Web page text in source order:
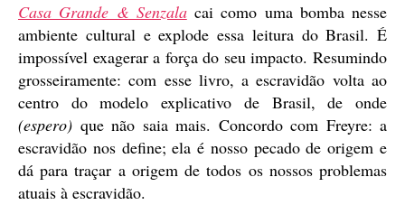
Casa Grande & Senzalacai como uma bomba nesse
ambiente cultural e explode essa leitura do Brasil. É
impossível exagerar a força do seu impacto. Resumindo
grosseiramente: com esse livro, a escravidão volta ao
centro do modelo explicativo de Brasil, de onde
(espero) que não saia mais. Concordo com Freyre: a
escravidão nos define; ela é nosso pecado de origem e
dá para traçar a origem de todos os nossos problemas
atuais à escravidão.